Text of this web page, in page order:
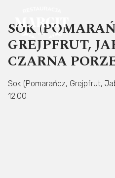
treściSOK
GREJPFRUT,
CZARNA
Sok (Pomarańcz, Grejpfrut,
12.00